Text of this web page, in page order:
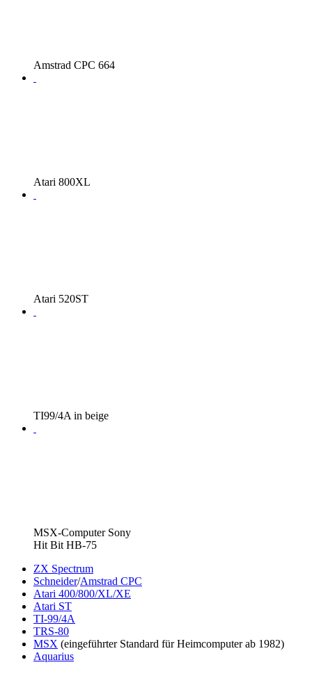
Amstrad CPC 664
Atari 800XL
Atari 520ST
TI99/4A in beige
MSX-Computer Sony
Hit Bit HB-75
ZX Spectrum
Schneider/Amstrad CPC
Atari 400/800/XL/XE
Atari ST
TI-99/4A
TRS-80
MSX (eingeführter Standard für Heimcomputer ab 1982)
Aquarius